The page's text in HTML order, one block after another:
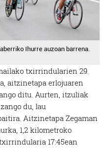
Ihurre auzoan barrena.
txirrindularien 29.
aitzinetapa erlojuaren
ditu. Aurten, itzuliak
du, lau
Aitzinetapa Zegaman
1,2 kilometroko
17:45ean